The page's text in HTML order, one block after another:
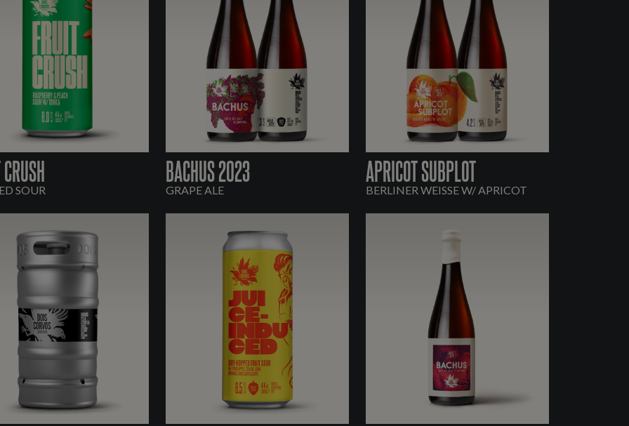
SOUR
BACHUS 2023
GRAPE ALE
APRICOT SUBPLOT
BERLINER WEISSE W/ APRICOT